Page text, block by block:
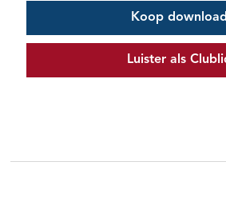
Koop download
Luister als